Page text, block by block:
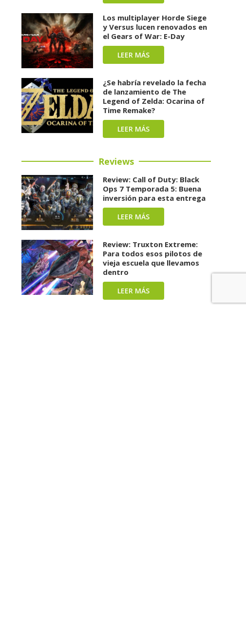
Los multiplayer Horde Siege
y Versus lucen renovados en
el Gears of War: E-Day
LEER MÁS
¿Se habría revelado la fecha
de lanzamiento de The
Legend of Zelda: Ocarina of
Time Remake?
LEER MÁS
Reviews
Review: Call of Duty: Black
Ops 7 Temporada 5: Buena
inversión para esta entrega
LEER MÁS
Review: Truxton Extreme:
Para todos esos pilotos de
vieja escuela que llevamos
dentro
LEER MÁS